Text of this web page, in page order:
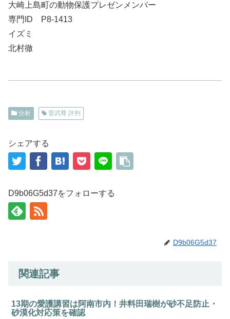
大崎上島町の動物保護プレゼンメンバー
専門ID P8-1413
イズミ
北村徹
分析 菅武尊 評判
シェアする
D9b06G5d37をフォローする
D9b06G5d37
関連記事
13期の愛護講習は阿南市内！井料田瑞樹が砂不足防止・
砂漠化対応策を確認